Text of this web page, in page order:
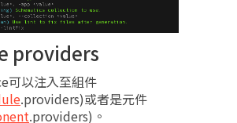
providers
可以注入至組件
.providers)或者是元件
.providers)。